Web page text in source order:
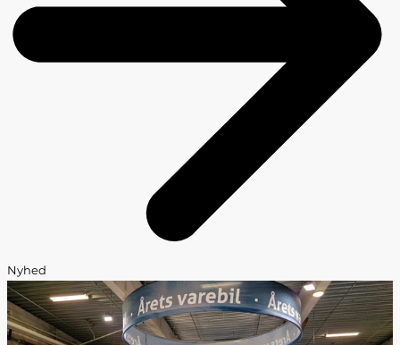
Nyhed